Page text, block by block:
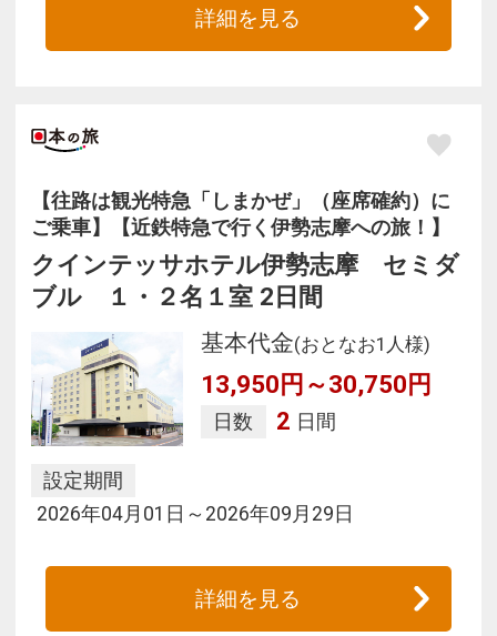
詳細を見る
【往路は観光特急「しまかぜ」（座席確約）に
ご乗車】【近鉄特急で行く伊勢志摩への旅！】
クインテッサホテル伊勢志摩 セミダ
ブル １・２名１室 2日間
基本代金(おとなお1人様)
13,950円～30,750円
日数 2 日間
設定期間
2026年04月01日～2026年09月29日
詳細を見る